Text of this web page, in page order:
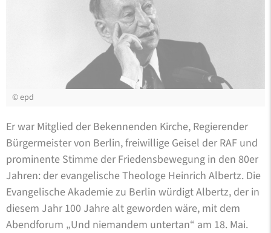
©epd
Er war Mitglied der Bekennenden Kirche, Regierender
Bürgermeister von Berlin, freiwillige Geisel der RAF und
prominente Stimme der Friedensbewegung in den 80er
Jahren: der evangelische Theologe Heinrich Albertz. Die
Evangelische Akademie zu Berlin würdigt Albertz, der in
diesem Jahr 100 Jahre alt geworden wäre, mit dem
Abendforum „Und niemandem untertan“ am 18. Mai.